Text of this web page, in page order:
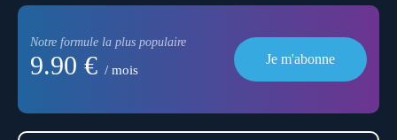
Notre formule la plus populaire
9.90 € / mois
Je m'abonne